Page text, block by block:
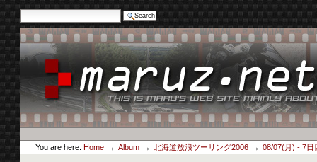
Advanced Search…
Skip
to
content.
to
navigation
maruz.net
Personal
tools
You are here: Home → Album → 北海道放浪ツーリング2006 → 08/07(月) - 7日